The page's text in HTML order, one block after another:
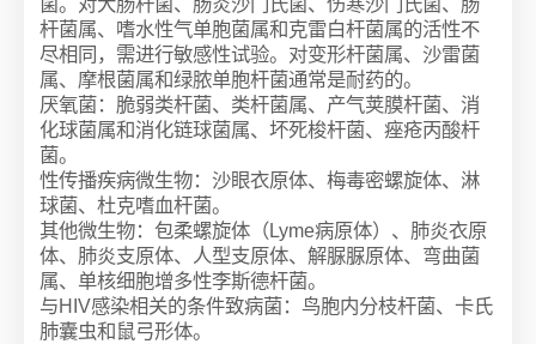
杆菌属、嗜水性气单胞菌属和克雷白杆菌属的活性不
尽相同，需进行敏感性试验。对变形杆菌属、沙雷菌
属、摩根菌属和绿脓单胞杆菌通常是耐药的。
厌氧菌：脆弱类杆菌、类杆菌属、产气荚膜杆菌、消
化球菌属和消化链球菌属、坏死梭杆菌、痤疮丙酸杆
菌。
性传播疾病微生物：沙眼衣原体、梅毒密螺旋体、淋
球菌、杜克嗜血杆菌。
其他微生物：包柔螺旋体（Lyme病原体）、肺炎衣原
体、肺炎支原体、人型支原体、解脲脲原体、弯曲菌
属、单核细胞增多性李斯德杆菌。
与HIV感染相关的条件致病菌：鸟胞内分枝杆菌、卡氏
肺囊虫和鼠弓形体。